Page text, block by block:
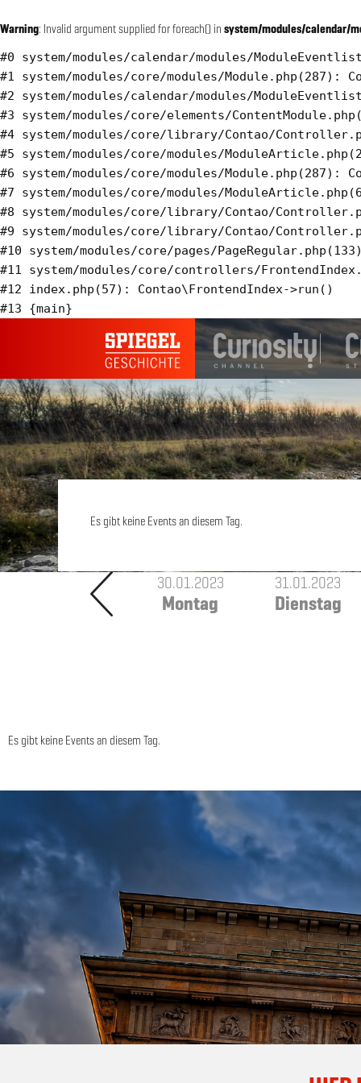
Warning: Invalid argument supplied for foreach() in system/modules/calendar/
#0 system/modules/calendar/modules/
#1 system/modules/core/modules/Module.php(287):
#2 system/modules/calendar/modules/
#3 system/modules/core/elements/
#4 system/modules/core/library/Contao/
#5 system/modules/core/modules/
#6 system/modules/core/modules/Module.php(287):
#7 system/modules/core/modules/
#8 system/modules/core/library/Contao/
#9 system/modules/core/library/Contao/
#10 system/modules/core/pages/
#11 system/modules/core/controllers/
#12 index.php(57): Contao\FrontendIndex->run()
Es gibt keine Events an diesem Tag.
30.01.2023
Montag
31.01.2023
Dienstag
Es gibt keine Events an diesem Tag.